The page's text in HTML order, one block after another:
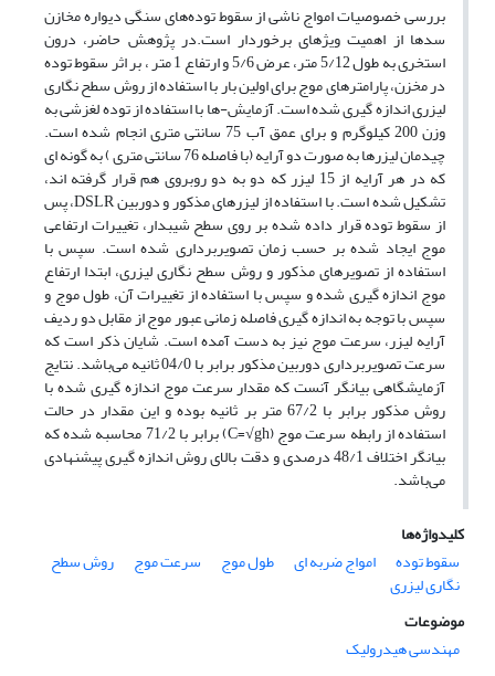
بررسی خصوصیات امواج ناشی از سقوط توده‌های سنگی دیواره مخازن
سدها از اهمیت ویژهای برخوردار است.در پژوهش حاضر، درون
استخری به طول 5/12 متر، عرض 5/6 و ارتفاع 1 متر ، بر اثر سقوط توده
در مخزن، پارامترهای موج برای اولین بار با استفاده از روش سطح نگاری
لیزری اندازه گیری شده است. آزمایش-ها با استفاده از توده لغزشی به
وزن 200 کیلوگرم و برای عمق آب 75 سانتی متری انجام شده است.
چیدمان لیزرها به صورت دو آرایه (با فاصله 76 سانتی متری ) به گونه ای
که در هر آرایه از 15 لیزر که دو به دو روبروی هم قرار گرفته اند،
تشکیل شده است. با استفاده از لیزرهای مذکور و دوربین DSLR، پس
از سقوط توده قرار داده شده بر روی سطح شیبدار، تغییرات ارتفاعی
موج ایجاد شده بر حسب زمان تصویربرداری شده است. سپس با
استفاده از تصویرهای مذکور و روش سطح نگاری لیزری، ابتدا ارتفاع
موج اندازه گیری شده و سپس با استفاده از تغییرات آن، طول موج و
سپس با توجه به اندازه گیری فاصله زمانی عبور موج از مقابل دو ردیف
آرایه لیزر، سرعت موج نیز به دست آمده است. شایان ذکر است که
سرعت تصویربرداری دوربین مذکور برابر با 04/0 ثانیه می‌باشد. نتایج
آزمایشگاهی بیانگر آنست که مقدار سرعت موج اندازه گیری شده با
روش مذکور برابر با 67/2 متر بر ثانیه بوده و این مقدار در حالت
استفاده از رابطه سرعت موج (C=√gh) برابر با 71/2 محاسبه شده که
بیانگر اختلاف 48/1 درصدی و دقت بالای روش اندازه گیری پیشنهادی
می‌باشد.
کلیدواژه‌ها
سقوط توده
امواج ضربه ای طول موج سرعت موج روش سطح
نگاری لیزری
موضوعات
مهندسی هیدرولیک